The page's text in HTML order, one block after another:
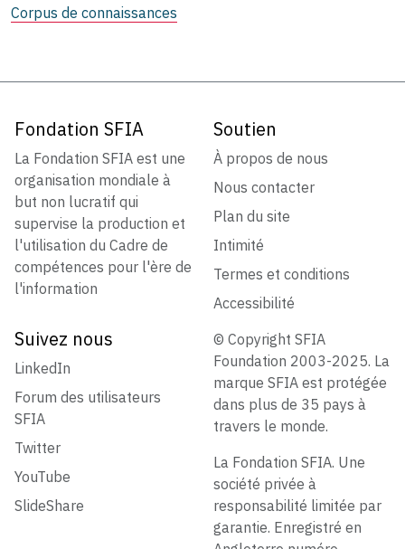
Corpus de connaissances
Fondation SFIA
La Fondation SFIA est une
organisation mondiale à
but non lucratif qui
supervise la production et
l'utilisation du Cadre de
compétences pour l'ère de
l'information
Soutien
À propos de nous
Nous contacter
Plan du site
Intimité
Termes et conditions
Accessibilité
Suivez nous
LinkedIn
Forum des utilisateurs
SFIA
Twitter
YouTube
SlideShare
© Copyright SFIA
Foundation 2003-2025. La
marque SFIA est protégée
dans plus de 35 pays à
travers le monde.
La Fondation SFIA. Une
société privée à
responsabilité limitée par
garantie. Enregistré en